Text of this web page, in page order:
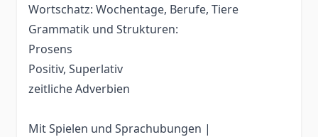
Wortschatz: Wochentage, Berufe, Tiere
Grammatik und Strukturen:
Prosens
Positiv, Superlativ
zeitliche Adverbien
Mit Spielen und Sprachubungen |